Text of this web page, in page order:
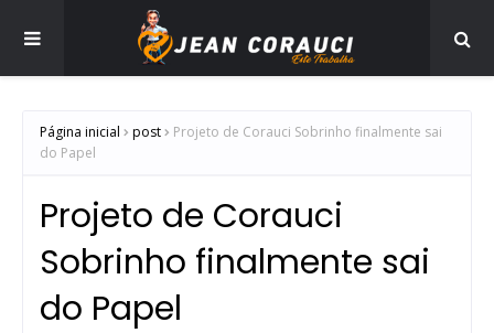
Página inicial post
Projeto de Corauci Sobrinho finalmente sai
do Papel
Projeto de Corauci
Sobrinho finalmente sai
do Papel